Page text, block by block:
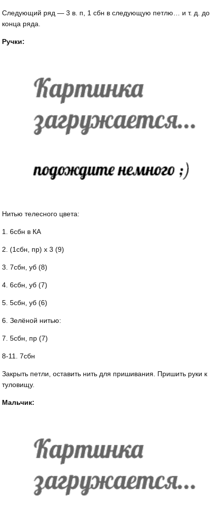
Следующий ряд — 3 в. п, 1 сбн в следующую петлю… и т. д. до
конца ряда.
Ручки:
Нитью телесного цвета:
1. 6сбн в КА
2. (1сбн, пр) х 3 (9)
3. 7сбн, уб (8)
4. 6сбн, уб (7)
5. 5сбн, уб (6)
6. Зелёной нитью:
7. 5сбн, пр (7)
8-11. 7сбн
Закрыть петли, оставить нить для пришивания. Пришить руки к
туловищу.
Мальчик: